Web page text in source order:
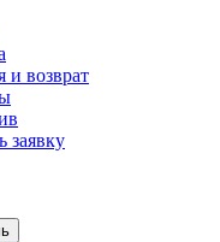
и возврат
заявку